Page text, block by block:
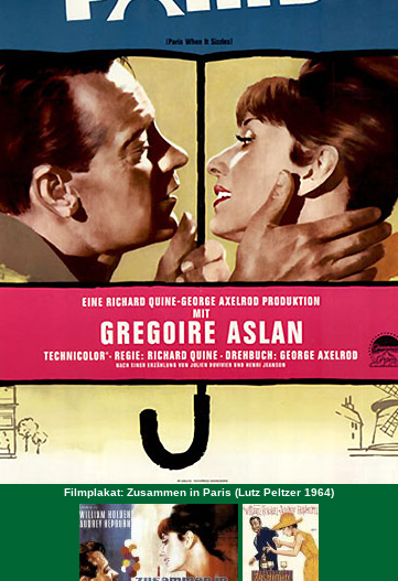
Filmplakat: Zusammen in Paris (Lutz Peltzer 1964)